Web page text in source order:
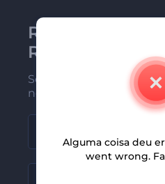
Receba a
Renderforest
Seja um dos primeiros a
nossas últimas
Alguma coisa deu
went wrong.